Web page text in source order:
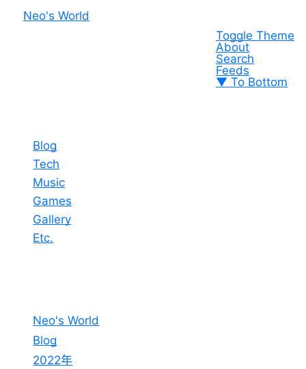
Neo's World
Toggle Theme
About
Search
Feeds
▼ To Bottom
Blog
Tech
Music
Games
Gallery
Etc.
Neo's World
Blog
2022年